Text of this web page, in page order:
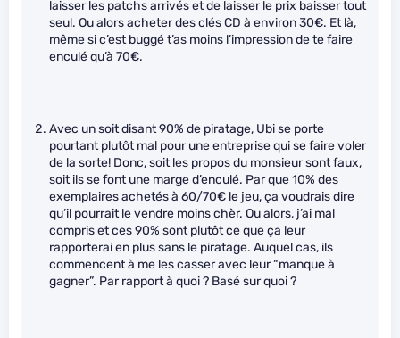
laisser les patchs arrivés et de laisser le prix baisser tout
seul. Ou alors acheter des clés CD à environ 30€. Et là,
même si c’est buggé t’as moins l’impression de te faire
enculé qu’à 70€.
Avec un soit disant 90% de piratage, Ubi se porte
pourtant plutôt mal pour une entreprise qui se faire voler
de la sorte! Donc, soit les propos du monsieur sont faux,
soit ils se font une marge d’enculé. Par que 10% des
exemplaires achetés à 60/70€ le jeu, ça voudrais dire
qu’il pourrait le vendre moins chèr. Ou alors, j’ai mal
compris et ces 90% sont plutôt ce que ça leur
rapporterai en plus sans le piratage. Auquel cas, ils
commencent à me les casser avec leur “manque à
gagner”. Par rapport à quoi ? Basé sur quoi ?